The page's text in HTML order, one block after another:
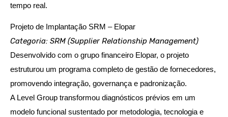
tempo real.
Projeto de Implantação SRM – Elopar
Categoria: SRM (Supplier Relationship Management)
Desenvolvido com o grupo financeiro Elopar, o projeto
estruturou um programa completo de gestão de fornecedores,
promovendo integração, governança e padronização.
A Level Group transformou diagnósticos prévios em um
modelo funcional sustentado por metodologia, tecnologia e